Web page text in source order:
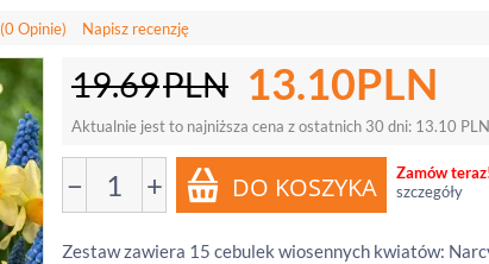
(0 Opinie) Napisz recenzję
19.69PLN 13.10PLN
Aktualnie jest to najniższa cena z ostatnich 30 dni: 13.10 PLN
− +
Zamów
szczegóły
Zestaw zawiera 15 cebulek wiosennych kwiatów: